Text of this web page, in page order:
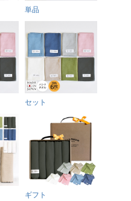
単品
セット
ギフト